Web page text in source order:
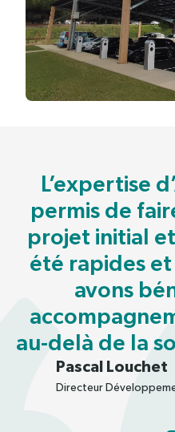
L’expertise
permis de
projet initial
été rapides
avons
au-delà de la
Pascal Louchet
Directeur